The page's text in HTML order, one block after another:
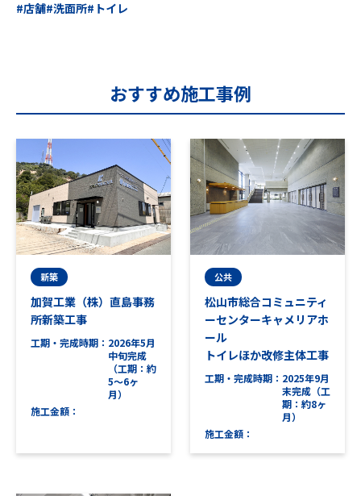
店舗 洗面所 トイレ
おすすめ施工事例
新築
加賀工業（株）直島事務
所新築工事
工期・完成時期
2026年5月
中旬完成
（工期：約
5～6ヶ
月）
施工金額
公共
松山市総合コミュニティ
ーセンターキャメリアホ
ール
トイレほか改修主体工事
工期・完成時期
2025年9月
末完成（工
期：約8ヶ
月）
施工金額